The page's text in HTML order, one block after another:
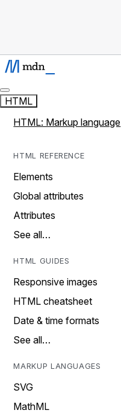
HTML
HTML: Markup language
HTML REFERENCE
Elements
Global attributes
Attributes
See all…
HTML GUIDES
Responsive images
HTML cheatsheet
Date & time formats
See all…
MARKUP LANGUAGES
SVG
MathML